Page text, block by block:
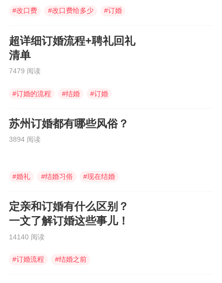
#改口费 #改口费给多少 #订婚
超详细订婚流程+聘礼回礼
清单
7479 阅读
#订婚的流程 #结婚 #订婚
苏州订婚都有哪些风俗？
3894 阅读
#婚礼 #结婚习俗 #现在结婚
定亲和订婚有什么区别？
一文了解订婚这些事儿！
14140 阅读
#订婚流程 #结婚之前